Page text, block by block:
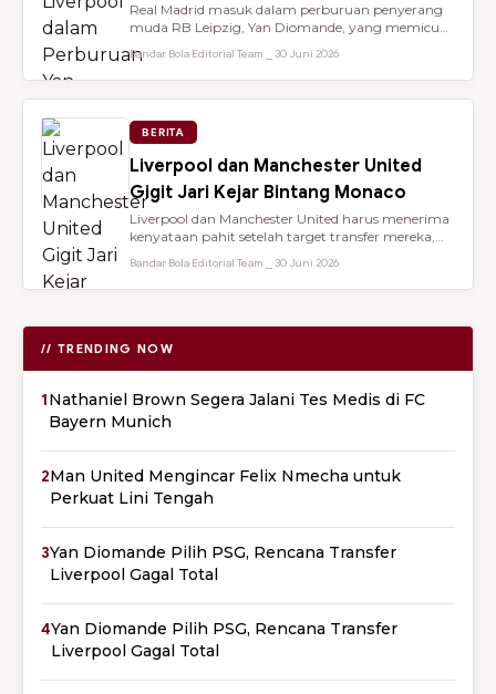
Real Madrid masuk dalam perburuan penyerang
muda RB Leipzig, Yan Diomande, yang memicu
Bandar Bola Editorial Team ⎯ 30 Juni 2026
BERITA
Liverpool dan Manchester United
Gigit Jari Kejar Bintang Monaco
Liverpool dan Manchester United harus menerima
kenyataan pahit setelah target transfer mereka,
Bandar Bola Editorial Team ⎯ 30 Juni 2026
// TRENDING NOW
1Nathaniel Brown Segera Jalani Tes Medis di FC
Bayern Munich
2Man United Mengincar Felix Nmecha untuk
Perkuat Lini Tengah
3Yan Diomande Pilih PSG, Rencana Transfer
Liverpool Gagal Total
4Yan Diomande Pilih PSG, Rencana Transfer
Liverpool Gagal Total